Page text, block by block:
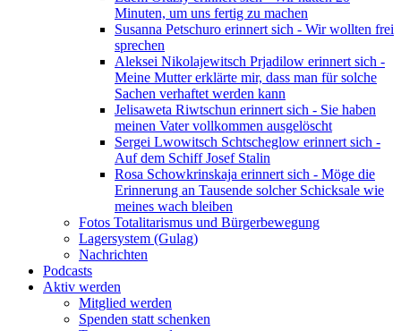
Minuten, um uns fertig zu machen
Susanna Petschuro erinnert sich - Wir wollten frei
sprechen
Aleksei Nikolajewitsch Prjadilow erinnert sich -
Meine Mutter erklärte mir, dass man für solche
Sachen verhaftet werden kann
Jelisaweta Riwtschun erinnert sich - Sie haben
meinen Vater vollkommen ausgelöscht
Sergei Lwowitsch Schtscheglow erinnert sich -
Auf dem Schiff Josef Stalin
Rosa Schowkrinskaja erinnert sich - Möge die
Erinnerung an Tausende solcher Schicksale wie
meines wach bleiben
Fotos Totalitarismus und Bürgerbewegung
Lagersystem (Gulag)
Nachrichten
Podcasts
Aktiv werden
Mitglied werden
Spenden statt schenken